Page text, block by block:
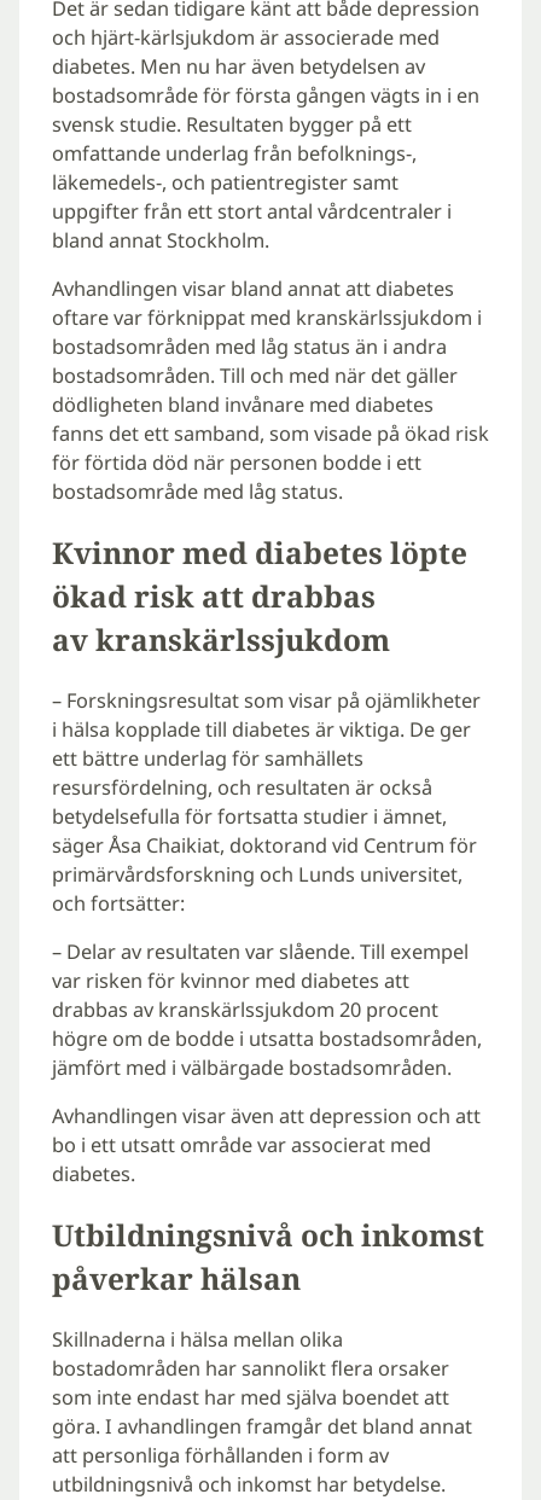
Det är sedan tidigare känt att både depression
och hjärt-kärlsjukdom är associerade med
diabetes. Men nu har även betydelsen av
bostadsområde för första gången vägts in i en
svensk studie. Resultaten bygger på ett
omfattande underlag från befolknings-,
läkemedels-, och patientregister samt
uppgifter från ett stort antal vårdcentraler i
bland annat Stockholm.
Avhandlingen visar bland annat att diabetes
oftare var förknippat med kranskärlssjukdom i
bostadsområden med låg status än i andra
bostadsområden. Till och med när det gäller
dödligheten bland invånare med diabetes
fanns det ett samband, som visade på ökad risk
för förtida död när personen bodde i ett
bostadsområde med låg status.
Kvinnor med diabetes löpte
ökad risk att drabbas
av kranskärlssjukdom
– Forskningsresultat som visar på ojämlikheter
i hälsa kopplade till diabetes är viktiga. De ger
ett bättre underlag för samhällets
resursfördelning, och resultaten är också
betydelsefulla för fortsatta studier i ämnet,
säger Åsa Chaikiat, doktorand vid Centrum för
primärvårdsforskning och Lunds universitet,
och fortsätter:
– Delar av resultaten var slående. Till exempel
var risken för kvinnor med diabetes att
drabbas av kranskärlssjukdom 20 procent
högre om de bodde i utsatta bostadsområden,
jämfört med i välbärgade bostadsområden.
Avhandlingen visar även att depression och att
bo i ett utsatt område var associerat med
diabetes.
Utbildningsnivå och inkomst
påverkar hälsan
Skillnaderna i hälsa mellan olika
bostadområden har sannolikt flera orsaker
som inte endast har med själva boendet att
göra. I avhandlingen framgår det bland annat
att personliga förhållanden i form av
utbildningsnivå och inkomst har betydelse.